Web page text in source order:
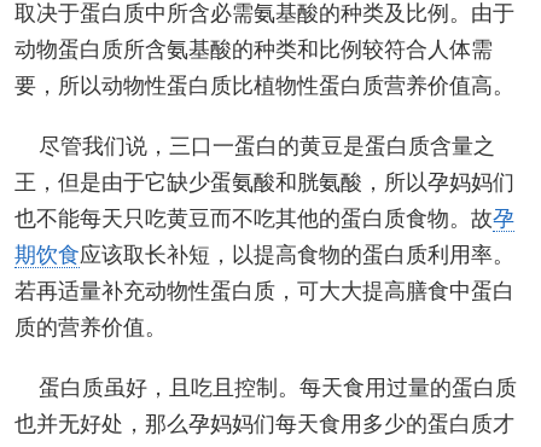
取决于蛋白质中所含必需氨基酸的种类及比例。由于
动物蛋白质所含氨基酸的种类和比例较符合人体需
要，所以动物性蛋白质比植物性蛋白质营养价值高。
尽管我们说，三口一蛋白的黄豆是蛋白质含量之
王，但是由于它缺少蛋氨酸和胱氨酸，所以孕妈妈们
也不能每天只吃黄豆而不吃其他的蛋白质食物。故孕
期饮食应该取长补短，以提高食物的蛋白质利用率。
若再适量补充动物性蛋白质，可大大提高膳食中蛋白
质的营养价值。
蛋白质虽好，且吃且控制。每天食用过量的蛋白质
也并无好处，那么孕妈妈们每天食用多少的蛋白质才